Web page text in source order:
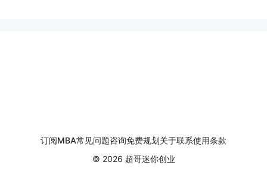
订阅MBA常见问题咨询免费规划关于联系使用条款
© 2026 超哥迷你创业